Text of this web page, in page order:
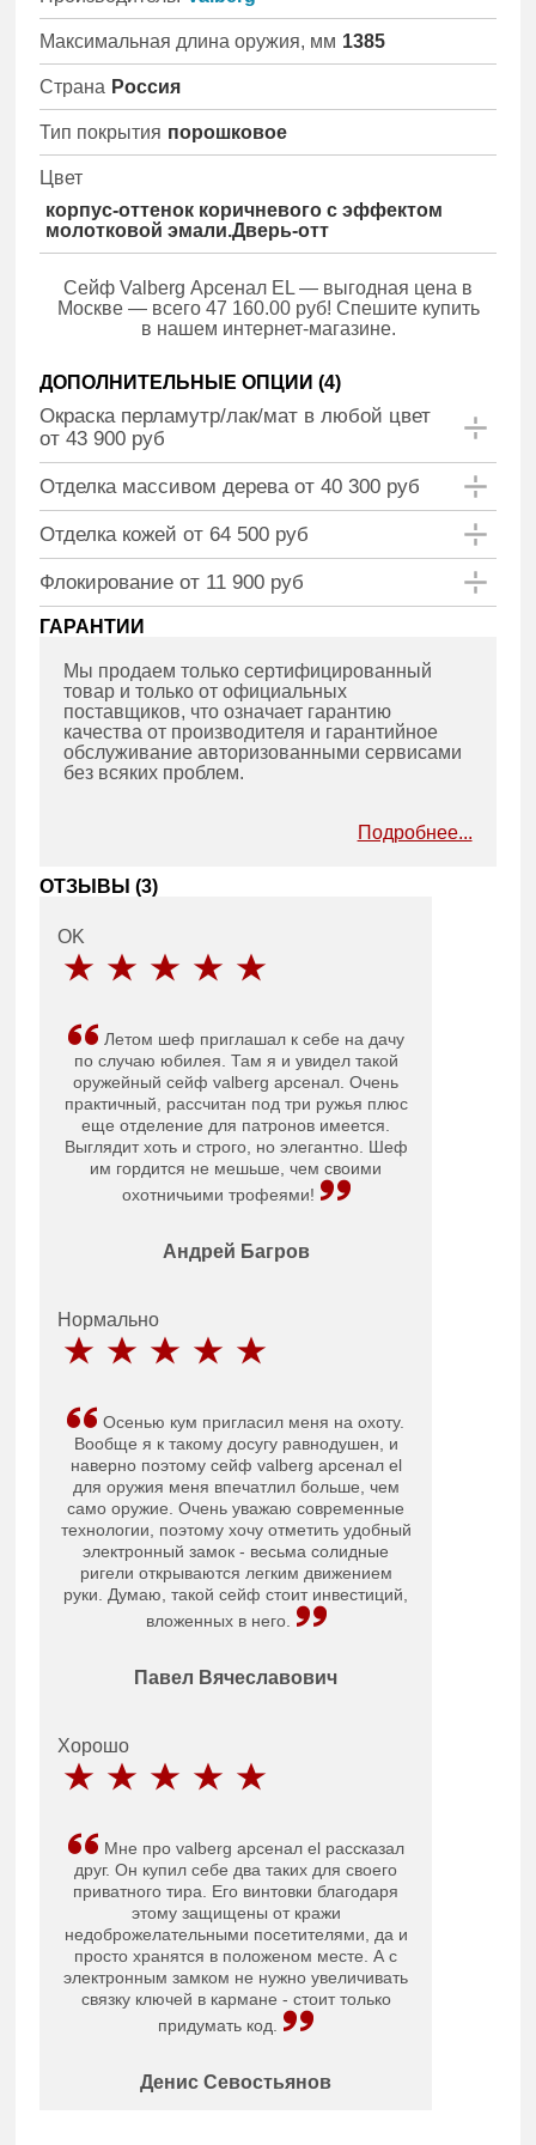
Максимальная длина оружия, мм 1385
Страна Россия
Тип покрытия порошковое
Цвет
корпус-оттенок коричневого с эффектом
молотковой эмали.Дверь-отт
Сейф Valberg Арсенал EL — выгодная цена в
Москве — всего 47 160.00 руб! Спешите купить
в нашем интернет-магазине.
ДОПОЛНИТЕЛЬНЫЕ ОПЦИИ (4)
Окраска перламутр/лак/мат в любой цвет
от 43 900 руб
Отделка массивом дерева от 40 300 руб
Отделка кожей от 64 500 руб
Флокирование от 11 900 руб
ГАРАНТИИ
Мы продаем только сертифицированный
товар и только от официальных
поставщиков, что означает гарантию
качества от производителя и гарантийное
обслуживание авторизованными сервисами
без всяких проблем.
Подробнее...
ОТЗЫВЫ (3)
OK
Летом шеф приглашал к себе на дачу
по случаю юбилея. Там я и увидел такой
оружейный сейф valberg арсенал. Очень
практичный, рассчитан под три ружья плюс
еще отделение для патронов имеется.
Выглядит хоть и строго, но элегантно. Шеф
им гордится не мешьше, чем своими
охотничьими трофеями!
Андрей Багров
Нормально
Осенью кум пригласил меня на охоту.
Вообще я к такому досугу равнодушен, и
наверно поэтому сейф valberg арсенал el
для оружия меня впечатлил больше, чем
само оружие. Очень уважаю современные
технологии, поэтому хочу отметить удобный
электронный замок - весьма солидные
ригели открываются легким движением
руки. Думаю, такой сейф стоит инвестиций,
вложенных в него.
Павел Вячеславович
Хорошо
Мне про valberg арсенал el рассказал
друг. Он купил себе два таких для своего
приватного тира. Его винтовки благодаря
этому защищены от кражи
недоброжелательными посетителями, да и
просто хранятся в положеном месте. А с
электронным замком не нужно увеличивать
связку ключей в кармане - стоит только
придумать код.
Денис Севостьянов